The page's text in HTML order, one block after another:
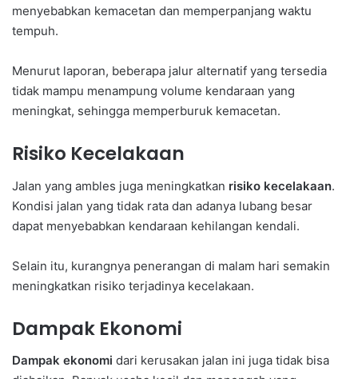
menyebabkan kemacetan dan memperpanjang waktu
tempuh.
Menurut laporan, beberapa jalur alternatif yang tersedia
tidak mampu menampung volume kendaraan yang
meningkat, sehingga memperburuk kemacetan.
Risiko Kecelakaan
Jalan yang ambles juga meningkatkan risiko kecelakaan.
Kondisi jalan yang tidak rata dan adanya lubang besar
dapat menyebabkan kendaraan kehilangan kendali.
Selain itu, kurangnya penerangan di malam hari semakin
meningkatkan risiko terjadinya kecelakaan.
Dampak Ekonomi
Dampak ekonomi dari kerusakan jalan ini juga tidak bisa